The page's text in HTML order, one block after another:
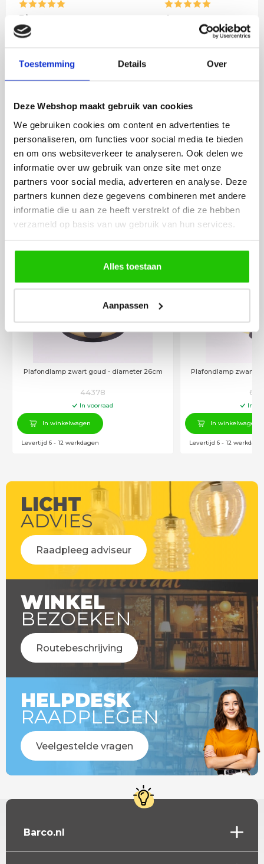
Toestemming Details Over
Deze Webshop maakt gebruik van cookies
We gebruiken cookies om content en advertenties te
personaliseren, om functies voor social media te bieden
en om ons websiteverkeer te analyseren. Ook delen we
informatie over uw gebruik van onze site met onze
partners voor social media, adverteren en analyse. Deze
partners kunnen deze gegevens combineren met andere
informatie die u aan ze heeft verstrekt of die ze hebben
verzameld op basis van uw gebruik van hun services.
Alles toestaan
Aanpassen
Rian
Fijne site waar ik een mooie
besteld. De volgende dag
werd deze al bezorgd. Super
Anne
Het bestellen,
volledig naar wens.
eenvoudig te
MEER PRODUCTEN
UIT DE SERIE UPLED
Plafondlamp zwart goud - diameter 26cm
44378
In voorraad
In winkelwagen
Levertijd 6 - 12 werkdagen
Plafondlamp zwart
In
In winkelwagen
Levertijd 6 - 12
LICHT
ADVIES
Raadpleeg adviseur
WINKEL
BEZOEKEN
Routebeschrijving
HELPDESK
RAADPLEGEN
Veelgestelde vragen
Barco.nl